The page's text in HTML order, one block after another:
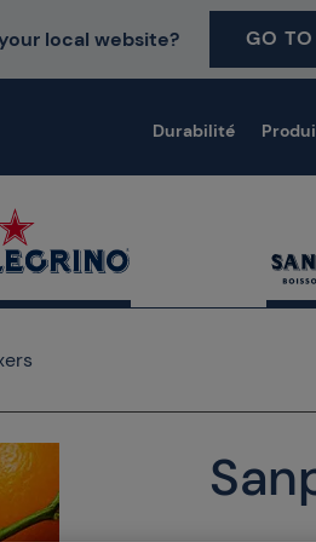
local website? GO
Durabilité